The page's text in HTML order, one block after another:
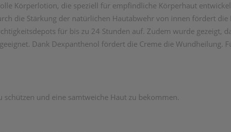
Körperlotion, die speziell für empfindliche Körperhaut
die Stärkung der natürlichen Hautabwehr von innen fördert die
für bis zu 24 Stunden auf. Zudem wurde gezeigt,
Dank Dexpanthenol fördert die Creme die Wundheilung.
und eine samtweiche Haut zu bekommen.